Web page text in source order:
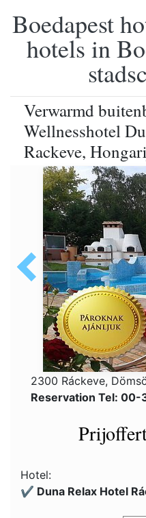
Boedapest
hotels in
Verwarmd
Wellnesshotel
Rackeve,
2300 Ráckeve,
Reservation Tel:
Hotel:
✔️ Duna Relax Hotel